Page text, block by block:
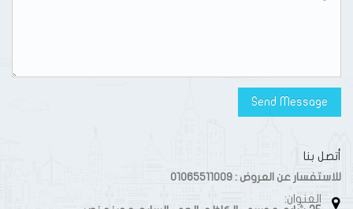
أتصل بنا
للاستفسار عن العروض : 01065511009
العنوان: